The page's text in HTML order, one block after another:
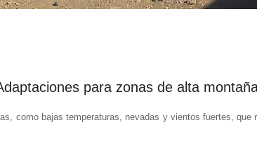
para zonas de alta
como bajas temperaturas, nevadas y vientos fuertes,